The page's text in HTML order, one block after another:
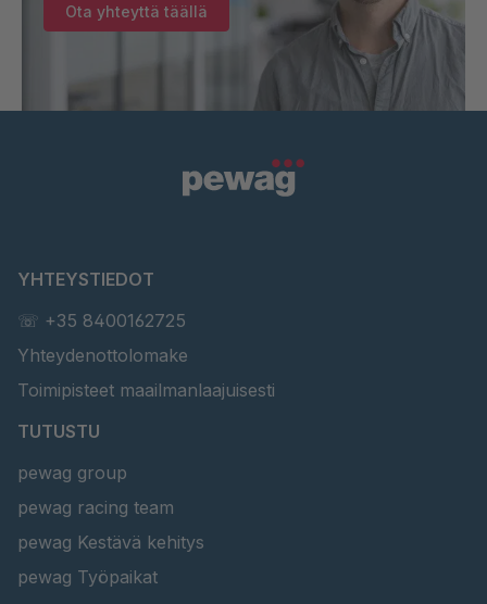
Ota yhteyttä täällä
YHTEYSTIEDOT
☏ +35 8400162725
Yhteydenottolomake
Toimipisteet maailmanlaajuisesti
TUTUSTU
pewag group
pewag racing team
pewag Kestävä kehitys
pewag Työpaikat